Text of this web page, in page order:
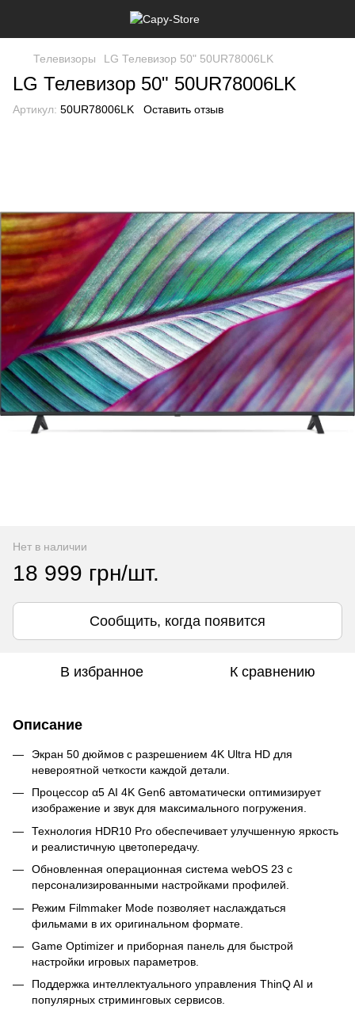
Телевизоры LG Телевизор 50" 50UR78006LK
LG Телевизор 50" 50UR78006LK
Артикул: 50UR78006LK Оставить отзыв
Нет в наличии
18 999 грн/шт.
Сообщить, когда появится
В избранное К сравнению
Описание
Экран 50 дюймов с разрешением 4K Ultra HD для
невероятной четкости каждой детали.
Процессор α5 AI 4K Gen6 автоматически оптимизирует
изображение и звук для максимального погружения.
Технология HDR10 Pro обеспечивает улучшенную яркость
и реалистичную цветопередачу.
Обновленная операционная система webOS 23 с
персонализированными настройками профилей.
Режим Filmmaker Mode позволяет наслаждаться
фильмами в их оригинальном формате.
Game Optimizer и приборная панель для быстрой
настройки игровых параметров.
Поддержка интеллектуального управления ThinQ AI и
популярных стриминговых сервисов.